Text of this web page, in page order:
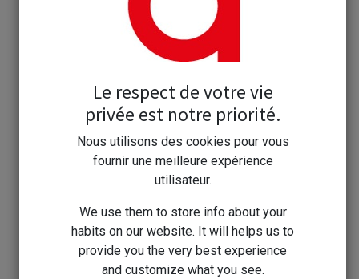
Le respect de votre vie
privée est notre priorité.
Nous utilisons des cookies pour vous
fournir une meilleure expérience
utilisateur.
We use them to store info about your
habits on our website. It will helps us to
provide you the very best experience
and customize what you see.